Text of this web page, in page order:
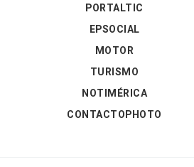
PORTALTIC
EPSOCIAL
MOTOR
TURISMO
NOTIMÉRICA
CONTACTOPHOTO